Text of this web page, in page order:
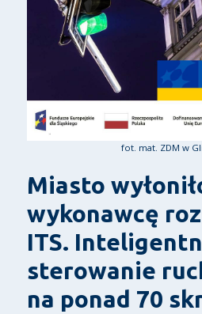
fot. mat. ZDM w
Miasto
wykonawcę
ITS.
sterowanie
na ponad 70